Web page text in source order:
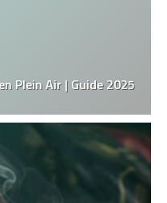
Plein Air | Guide 2025